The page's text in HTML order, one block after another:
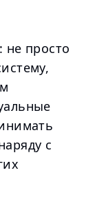
не просто
с